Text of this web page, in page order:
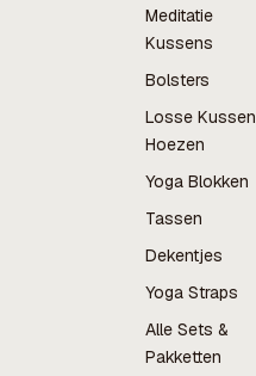
Meditatie
Kussens
Bolsters
Losse Kussen
Hoezen
Yoga Blokken
Tassen
Dekentjes
Yoga Straps
Alle Sets &
Pakketten